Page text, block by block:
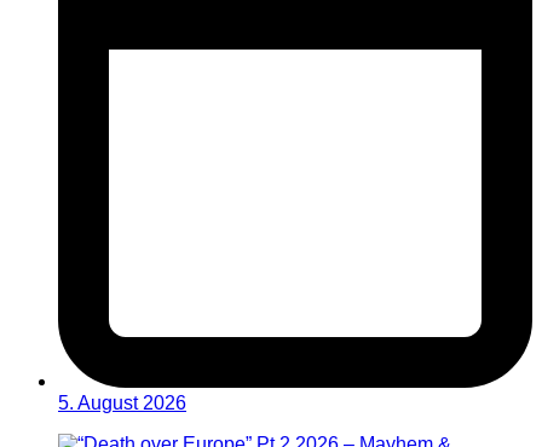
5. August 2026